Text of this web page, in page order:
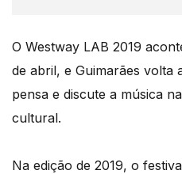
O Westway LAB 2019
de abril, e Guimarães volta
pensa e discute a música
cultural.
Na edição de 2019, o